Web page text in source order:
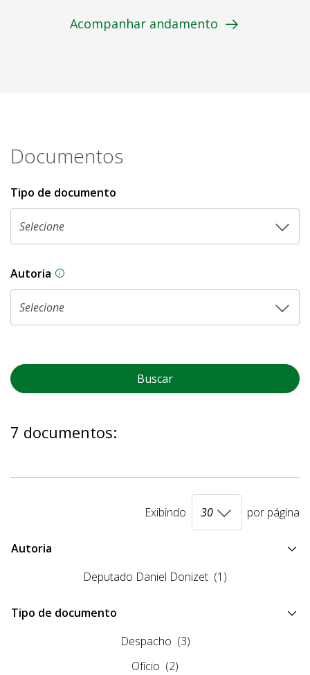
Acompanhar andamento
Documentos
Tipo de documento
Autoria As proposições legislativas na CLDF podem
Buscar
7 documentos:
Exibindo por página
Autoria
Deputado Daniel Donizet (1)
Tipo de documento
Despacho (3)
Ofício (2)